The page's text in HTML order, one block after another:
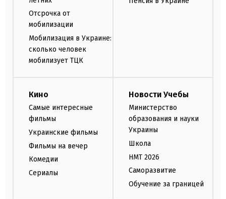
Отсрочка от
мобилизации
Мобилизация в Украине:
сколько человек
мобилизует ТЦК
Кино
Самые интересные
фильмы
Украинские фильмы
Фильмы на вечер
Комедии
Сериалы
Новости Учебы
Министерство
образования и науки
Украины
Школа
НМТ 2026
Саморазвитие
Обучение за границей